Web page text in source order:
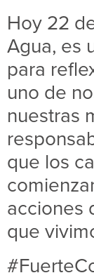
Hoy 22
Agua, es
para
uno de
nuestras
que los
acciones
que